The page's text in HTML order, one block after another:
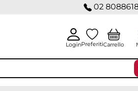
02
LoginPreferitiCarrello